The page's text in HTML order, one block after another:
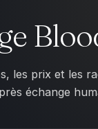
les prix et les
échange